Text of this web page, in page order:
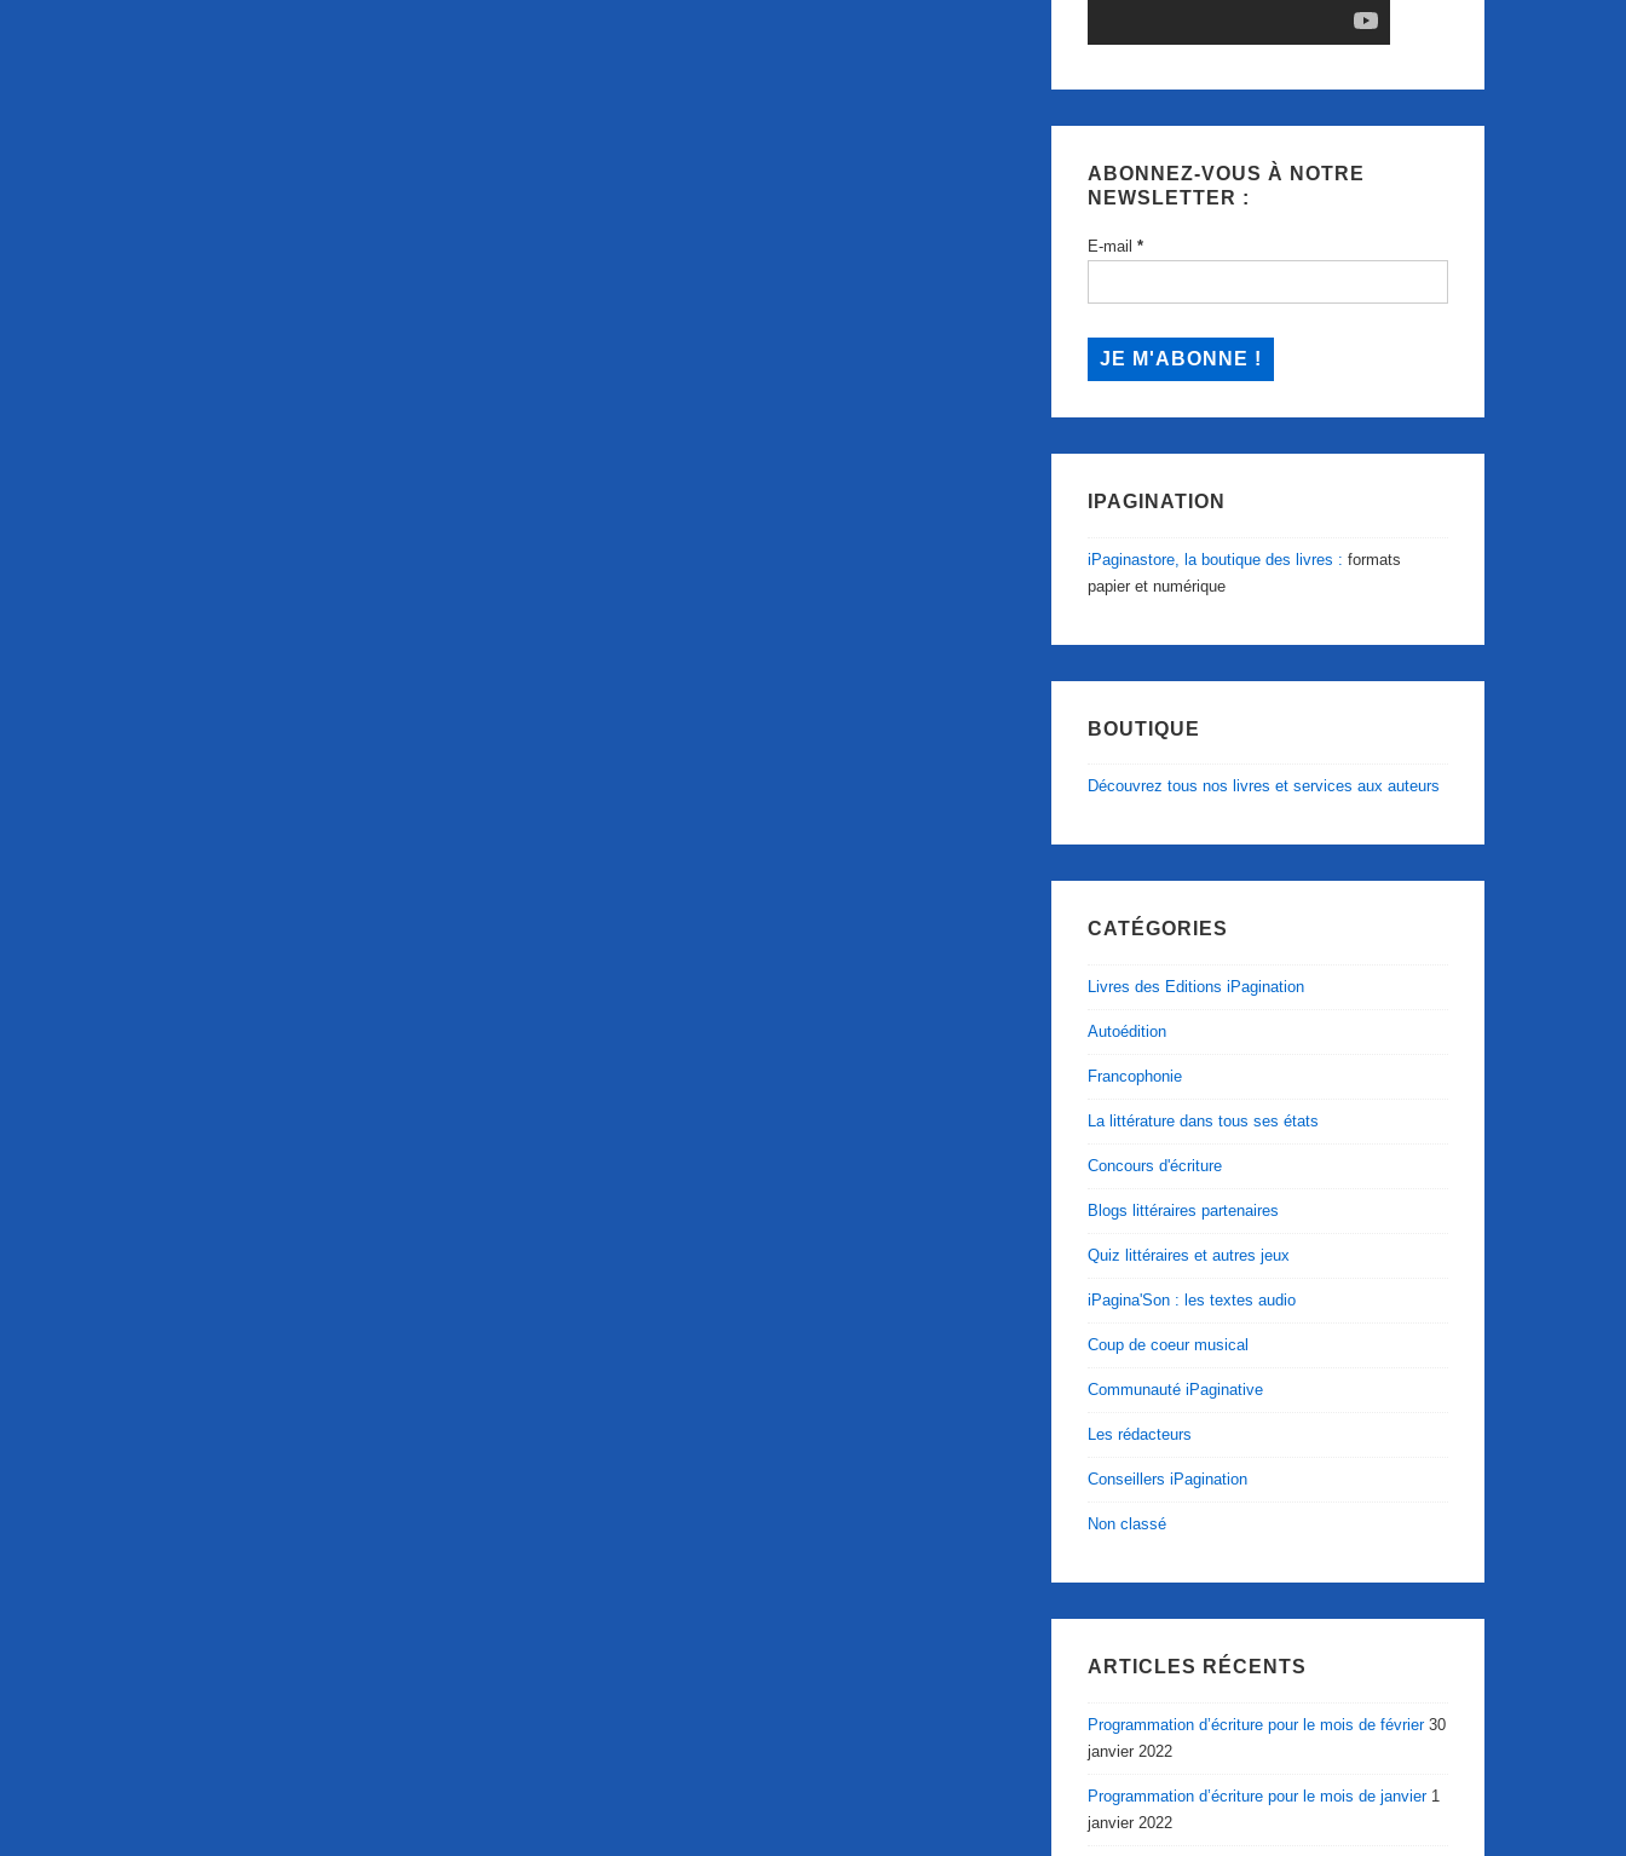
ABONNEZ-VOUS À NOTRE
NEWSLETTER :
E-mail*
IPAGINATION
iPaginastore, la boutique des livres : formats
papier et numérique
BOUTIQUE
Découvrez tous nos livres et services aux auteurs
CATÉGORIES
Livres des Editions iPagination
Autoédition
Francophonie
La littérature dans tous ses états
Concours d'écriture
Blogs littéraires partenaires
Quiz littéraires et autres jeux
iPagina'Son : les textes audio
Coup de coeur musical
Communauté iPaginative
Les rédacteurs
Conseillers iPagination
Non classé
ARTICLES RÉCENTS
Programmation d’écriture pour le mois de février 30
janvier 2022
Programmation d’écriture pour le mois de janvier 1
janvier 2022